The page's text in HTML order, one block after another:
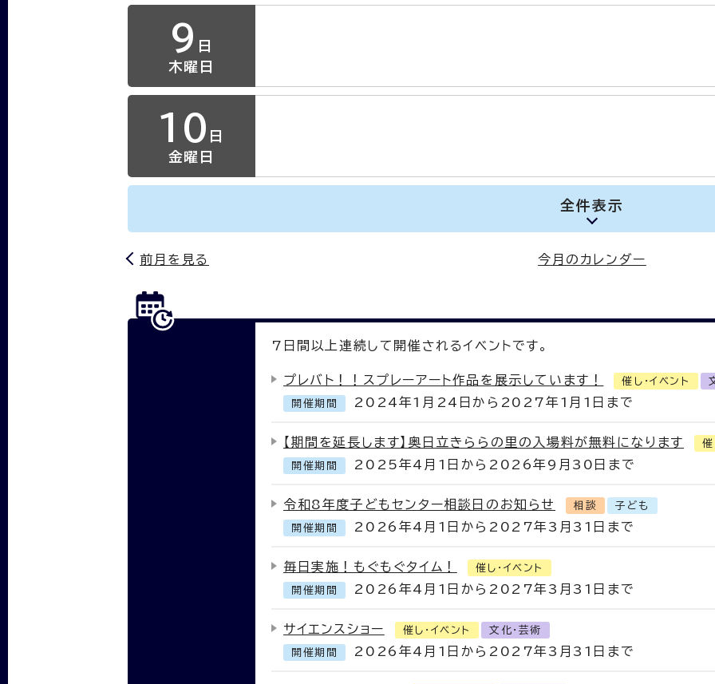
9 日
木曜日
10 日
金曜日
全件表示
前月を見る 今月のカレンダー
7 日間以上連続して開催されるイベントです。
プレバト！！スプレーアート作品を展示しています！ 催し・イベント
開催期間 2024年1月24日から2027年1月1日まで
【期間を延長します】奥日立きららの里の入場料が無料になります 催
開催期間 2025年4月1日から2026年9月30日まで
令和8年度子どもセンター相談日のお知らせ 相談 子ども
開催期間 2026年4月1日から2027年3月31日まで
毎日実施！もぐもぐタイム！ 催し・イベント
開催期間 2026年4月1日から2027年3月31日まで
サイエンスショー 催し・イベント 文化・芸術
開催期間 2026年4月1日から2027年3月31日まで